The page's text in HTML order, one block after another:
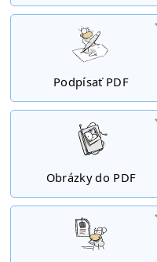
Podpísať PDF
Obrázky do PDF